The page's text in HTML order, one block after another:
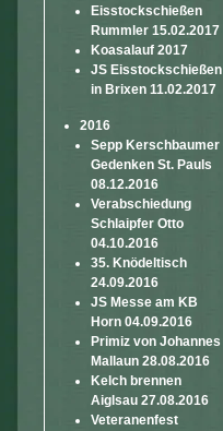
Eisstockschießen
Rummler 15.02.2017
Koasalauf 2017
JS Eisstockschießen
in Brixen 11.02.2017
2016
Sepp Kerschbaumer
Gedenken St. Pauls
08.12.2016
Verabschiedung
Schlaipfer Otto
04.10.2016
35. Knödeltisch
24.09.2016
JS Messe am KB
Horn 04.09.2016
Primiz von Johannes
Mallaun 28.08.2016
Kelch brennen
Aiglsau 27.08.2016
Veteranenfest